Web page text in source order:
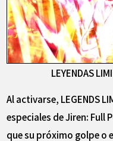
LEYENDAS
Al activarse, LEGENDS
especiales de Jiren:
que su próximo golpe o